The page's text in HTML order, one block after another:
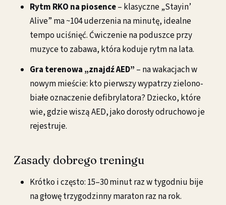
Rytm RKO na piosence– klasyczne „Stayin’
Alive” ma ~104 uderzenia na minutę, idealne
tempo uciśnięć. Ćwiczenie na poduszce przy
muzyce to zabawa, która koduje rytm na lata.
Gra terenowa „znajdź AED” – na wakacjach w
nowym mieście: kto pierwszy wypatrzy zielono-
białe oznaczenie defibrylatora? Dziecko, które
wie, gdzie wiszą AED, jako dorosły odruchowo je
rejestruje.
Zasady dobrego treningu
Krótko i często: 15–30 minut raz w tygodniu bije
na głowę trzygodzinny maraton raz na rok.